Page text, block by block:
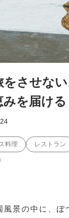
させない
を届ける
料理 レストラン
風景の中に、ぽ